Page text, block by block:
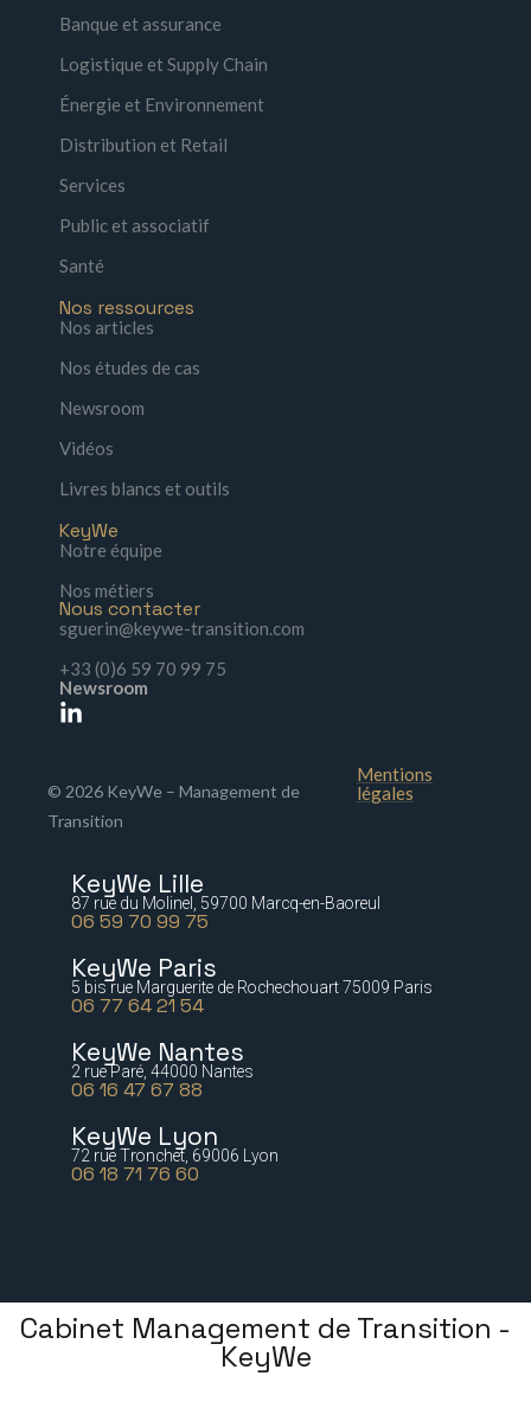
Banque et assurance
Logistique et Supply Chain
Énergie et Environnement
Distribution et Retail
Services
Public et associatif
Santé
Nos ressources
Nos articles
Nos études de cas
Newsroom
Vidéos
Livres blancs et outils
KeyWe
Notre équipe
Nos métiers
Nous contacter
sguerin@keywe-transition.com
+33 (0)6 59 70 99 75
Newsroom
© 2026 KeyWe – Management de
Transition
Mentions
légales
KeyWe Lille
87 rue du Molinel, 59700 Marcq-en-Baoreul
06 59 70 99 75
KeyWe Paris
5 bis rue Marguerite de Rochechouart 75009 Paris
06 77 64 21 54
KeyWe Nantes
2 rue Paré, 44000 Nantes
06 16 47 67 88
KeyWe Lyon
72 rue Tronchet, 69006 Lyon
06 18 71 76 60
Cabinet Management de Transition -
KeyWe